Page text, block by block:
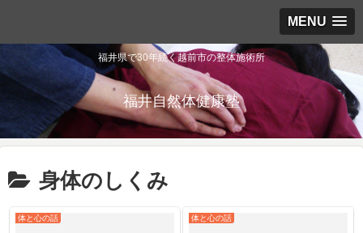
MENU
福井県で30年続く越前市の整体施術所
福井自然体健康塾
身体のしくみ
体と心の話 体と心の話